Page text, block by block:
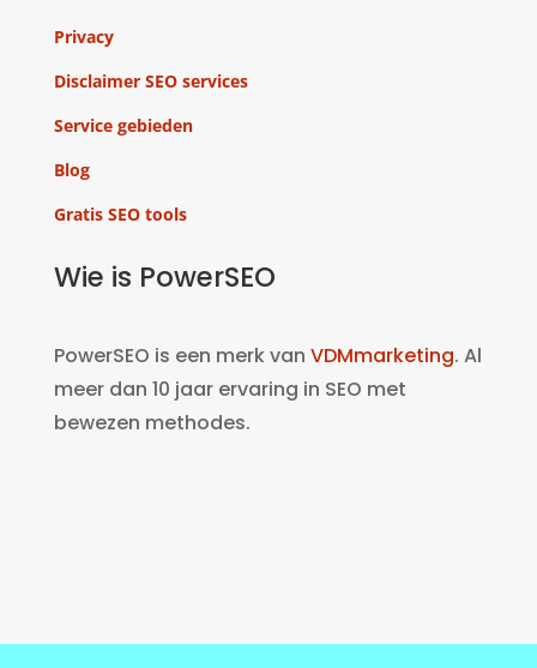
Privacy
Disclaimer SEO services
Service gebieden
Blog
Gratis SEO tools
Wie is PowerSEO
PowerSEO is een merk van VDMmarketing. Al
meer dan 10 jaar ervaring in SEO met
bewezen methodes.